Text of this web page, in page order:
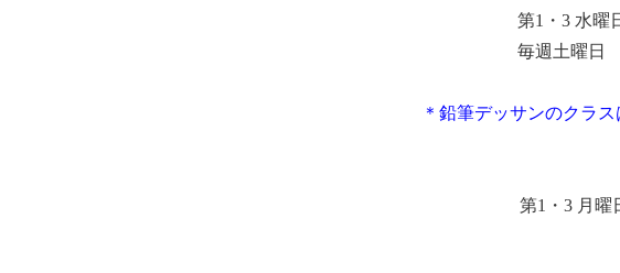
第1・3 水
毎週土曜日
＊鉛筆デッサンのクラ
第1・3 月